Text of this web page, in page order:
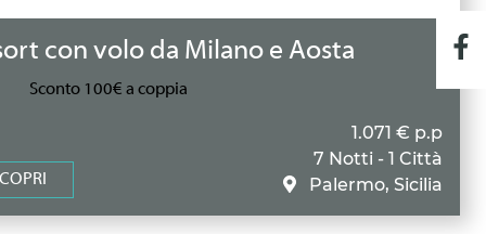
con volo da Milano e Aosta
Sconto 100€ a coppia
1.071 € p.p
7 Notti - 1 Città
Palermo, Sicilia